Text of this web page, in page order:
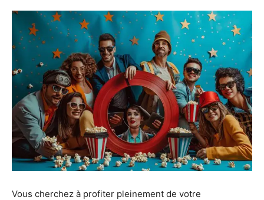
Vous cherchez à profiter pleinement de votre